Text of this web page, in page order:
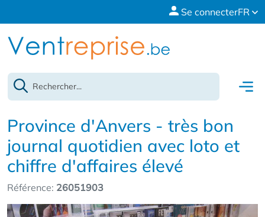
Se connecterFR
Province d'Anvers - très bon
journal quotidien avec loto et
chiffre d'affaires élevé
Référence: 26051903